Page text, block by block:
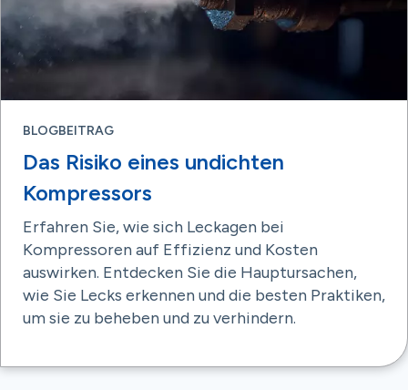
BLOGBEITRAG
Das Risiko eines undichten
Kompressors
Erfahren Sie, wie sich Leckagen bei
Kompressoren auf Effizienz und Kosten
auswirken. Entdecken Sie die Hauptursachen,
wie Sie Lecks erkennen und die besten Praktiken,
um sie zu beheben und zu verhindern.